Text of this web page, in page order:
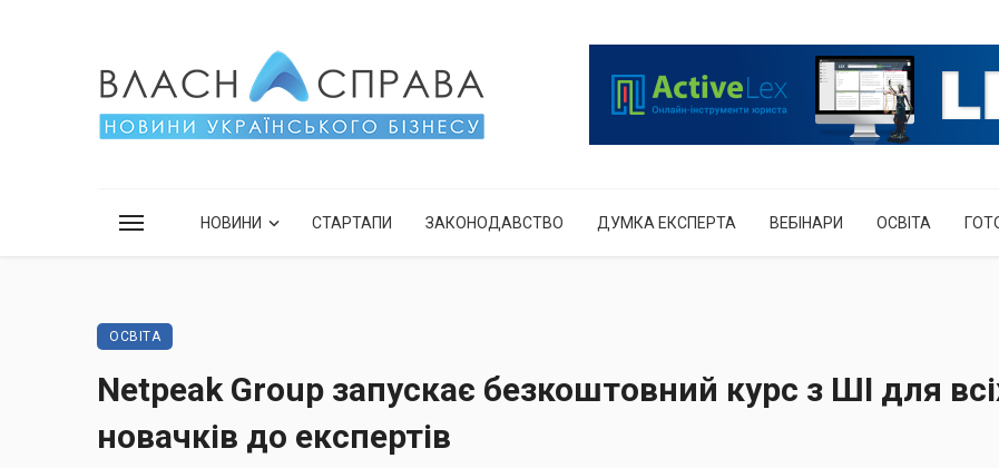
НОВИНИ СТАРТАПИ ЗАКОНОДАВСТВО ДУМКА ЕКСПЕРТА ВЕБІНАРИ ОСВІТА
ОСВІТА
Netpeak Group запускає безкоштовний курс з ШІ для
новачків до експертів